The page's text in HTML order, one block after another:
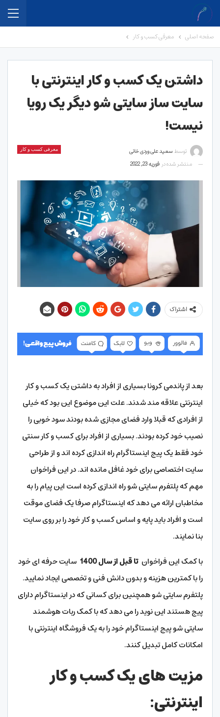
صفحه اصلی معرفی کسب و کار
داشتن یک کسب و کار اینترنتی با
سایت ساز سایتی شو دیگر یک رویا
نیست!
معرفی کسب و کار توسط سعید علی وردی خانی
منتشر شده در فوریه 23, 2022
اشتراک
بعد از پاندمی کرونا بسیاری از افراد به داشتن یک کسب و کار
اینترنتی علاقه مند شدند. علت این موضوع این بود که خیلی
از افرادی که قبلا وارد فضای مجازی شده بودند سود خوبی را
نصیب خود کرده بودند. بسیاری از افراد برای کسب و کار سنتی
خود فقط یک پیج اینستاگرام راه اندازی کرده اند و از طراحی
سایت اختصاصی برای خود غافل مانده اند. در این فراخوان
مهم که پلتفرم سایتی شو راه اندازی کرده است این پیام را به
مخاطبان ارائه می دهد که اینستاگرام صرفا یک فضای موقت
است و افراد باید پایه و اساس کسب و کار خود را بر روی سایت
بنا نمایند.
با کمک این فراخوانتا قبل از سال 1400
سایت حرفه ای خود
را با کمترین هزینه و بدون دانش فنی و تخصصی ایجاد نمایید.
پلتفرم سایتی شو همچنین برای کسانی که در اینستاگرام دارای
پیج هستند این نوید را می دهد که با کمک ربات هوشمند
سایتی شو پیج اینستاگرام خود را به یک فروشگاه اینترنتی با
امکانات کامل تبدیل کنند.
مزیت های یک کسب و کار
اینترنتی: